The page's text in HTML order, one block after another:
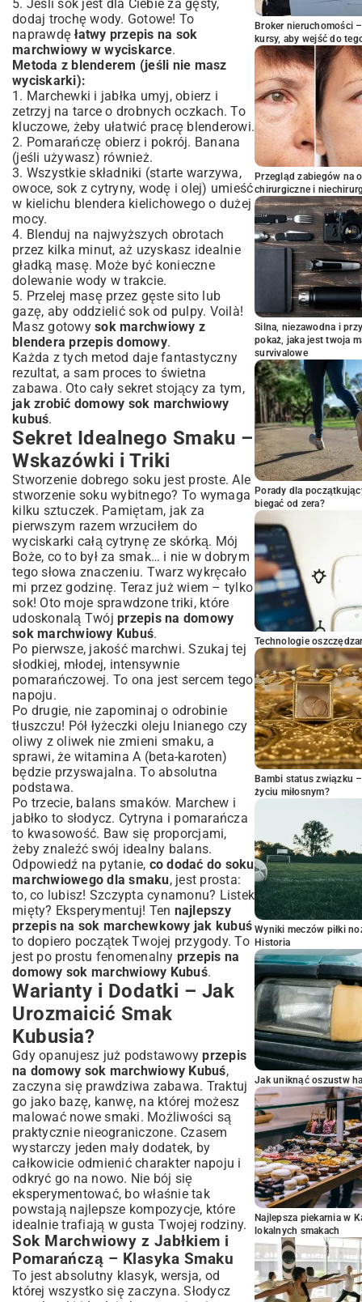
5. Jeśli sok jest dla Ciebie za gęsty,
dodaj trochę wody. Gotowe! To
naprawdęłatwy przepis na sok
marchwiowy w wyciskarce.
Metoda z blenderem (jeśli nie masz
wyciskarki):
1. Marchewki i jabłka umyj, obierz i
zetrzyj na tarce o drobnych oczkach. To
kluczowe, żeby ułatwić pracę blenderowi.
2. Pomarańczę obierz i pokrój. Banana
(jeśli używasz) również.
3. Wszystkie składniki (starte warzywa,
owoce, sok z cytryny, wodę i olej) umieść
w kielichu blendera kielichowego o dużej
mocy.
4. Blenduj na najwyższych obrotach
przez kilka minut, aż uzyskasz idealnie
gładką masę. Może być konieczne
dolewanie wody w trakcie.
5. Przelej masę przez gęste sito lub
gazę, aby oddzielić sok od pulpy. Voilà!
Masz gotowy sok marchwiowy z
blendera przepis domowy.
Każda z tych metod daje fantastyczny
rezultat, a sam proces to świetna
zabawa. Oto cały sekret stojący za tym,
jak zrobić domowy sok marchwiowy
kubuś.
Sekret Idealnego Smaku –
Wskazówki i Triki
Stworzenie dobrego soku jest proste. Ale
stworzenie soku wybitnego? To wymaga
kilku sztuczek. Pamiętam, jak za
pierwszym razem wrzuciłem do
wyciskarki całą cytrynę ze skórką. Mój
Boże, co to był za smak… i nie w dobrym
tego słowa znaczeniu. Twarz wykręcało
mi przez godzinę. Teraz już wiem – tylko
sok! Oto moje sprawdzone triki, które
udoskonalą Twój przepis na domowy
sok marchwiowy Kubuś.
Po pierwsze, jakość marchwi. Szukaj tej
słodkiej, młodej, intensywnie
pomarańczowej. To ona jest sercem tego
napoju.
Po drugie, nie zapominaj o odrobinie
tłuszczu! Pół łyżeczki oleju lnianego czy
oliwy z oliwek nie zmieni smaku, a
sprawi, że witamina A (beta-karoten)
będzie przyswajalna. To absolutna
podstawa.
Po trzecie, balans smaków. Marchew i
jabłko to słodycz. Cytryna i pomarańcza
to kwasowość. Baw się proporcjami,
żeby znaleźć swój idealny balans.
Odpowiedź na pytanie, co dodać do soku
marchwiowego dla smaku, jest prosta:
to, co lubisz! Szczypta cynamonu? Listek
mięty? Eksperymentuj! Ten najlepszy
przepis na sok marchewkowy jak kubuś
to dopiero początek Twojej przygody. To
jest po prostu fenomenalny przepis na
domowy sok marchwiowy Kubuś.
Warianty i Dodatki – Jak
Urozmaicić Smak
Kubusia?
Gdy opanujesz już podstawowyprzepis
na domowy sok marchwiowy Kubuś,
zaczyna się prawdziwa zabawa. Traktuj
go jako bazę, kanwę, na której możesz
malować nowe smaki. Możliwości są
praktycznie nieograniczone. Czasem
wystarczy jeden mały dodatek, by
całkowicie odmienić charakter napoju i
odkryć go na nowo. Nie bój się
eksperymentować, bo właśnie tak
powstają najlepsze kompozycje, które
idealnie trafiają w gusta Twojej rodziny.
Sok Marchwiowy z Jabłkiem i
Pomarańczą – Klasyka Smaku
To jest absolutny klasyk, wersja, od
której wszystko się zaczyna. Słodycz
Broker nieruchomości
kursy, aby wejść do
Przegląd zabiegów na
chirurgiczne i
Silna, niezawodna i
pokaż, jaka jest twoja
survivalowe
Porady dla
biegać od zera?
Technologie
Bambi status związku
życiu miłosnym?
Wyniki meczów piłki
Historia
Jak uniknąć oszustw
Najlepsza piekarnia w
lokalnych smakach